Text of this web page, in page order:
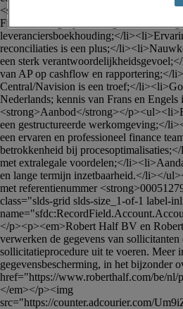
<strong>Profiel</strong></
Fiscaliteit of gelijkwaardig door
leveranciersboekhouding;</
reconciliaties is een plus;</
een sterk
van AP op cashflow en rapportering;</
Central/Navision is een troef;</
Nederlands; kennis van Frans en
<strong>Aanbod</strong></
een gestructureerde werkomgeving;</
een ervaren en professioneel finance
betrokkenheid bij
met extralegale voordelen;</
en lange termijn inzetbaarheid.</li></
met referentienummer
class="slds-grid slds-size_1-of-1 label-
</p><p><em>Robert Half BV en
verwerken de gegevens van
sollicitatieprocedure uit te voeren. Meer
gegevensbescherming, in het bijzonder
href="https://www.roberthalf.com/be/
</em></p><img
src="https://counter.adcourier.com/